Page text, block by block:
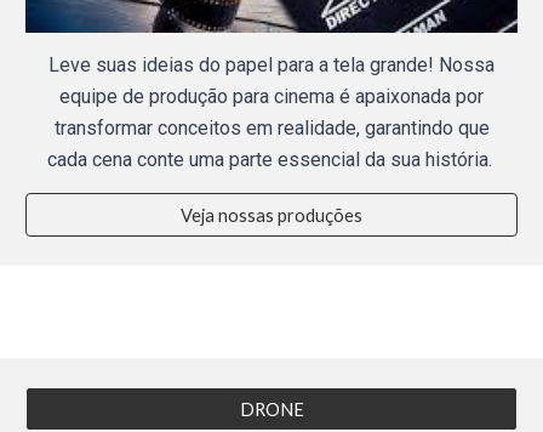
Leve suas ideias do papel para a tela grande! Nossa
equipe de produção para cinema é apaixonada por
transformar conceitos em realidade, garantindo que
cada cena conte uma parte essencial da sua história.
Veja nossas produções
DRONE